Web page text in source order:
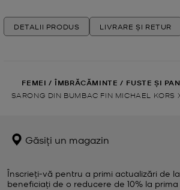
DETALII PRODUS LIVRARE ȘI RETUR
FEMEI / ÎMBRĂCĂMINTE / FUSTE ȘI
SARONG DIN BUMBAC FIN MICHAEL KORS
Găsiți un magazin
Înscrieți-vă pentru a primi actualizări de
beneficiați de o reducere de 10% la prima